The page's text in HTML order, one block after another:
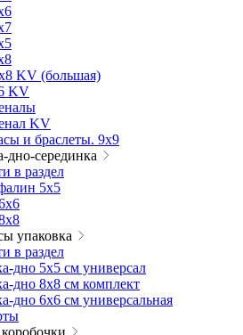
KV (большая)
KV
KV
и браслеты. 9x9
серединка
в раздел
5x5
упаковка
в раздел
дно 5x5 см универсал
дно 8x8 см комплект
дно 6x6 см универсальная